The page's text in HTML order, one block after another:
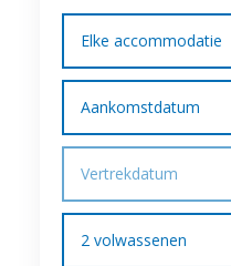
Elke accommodatie
Aankomstdatum
Vertrekdatum
2 volwassenen